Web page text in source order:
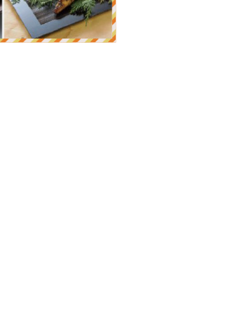
時季によって微妙な違い
グワインのようなテイス